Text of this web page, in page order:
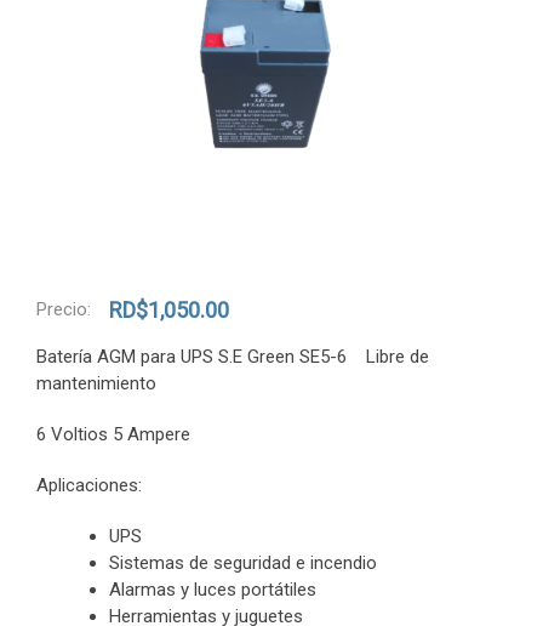
Precio: RD$1,050.00
Batería AGM para UPS S.E Green SE5-6 Libre de
mantenimiento
6 Voltios 5 Ampere
Aplicaciones:
UPS
Sistemas de seguridad e incendio
Alarmas y luces portátiles
Herramientas y juguetes